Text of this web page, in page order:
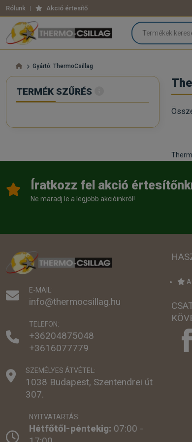
Rólunk Akció értesítő
Gyártó: ThermoCsillag
TERMÉK SZŰRÉS
Íratkozz fel akció
Ne maradj le a legjobb akcióinkról!
E-MAIL:
info@thermocsillag.hu
TELEFON:
+36204875048
+3616077779
SZEMÉLYES ÁTVÉTEL:
1038 Budapest, Szentendrei út
307.
NYITVATARTÁS:
Hétfőtől-péntekig: 07:00 -